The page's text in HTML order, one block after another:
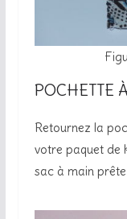
POCHETTE
Retournez la
votre paquet de
sac à main prête